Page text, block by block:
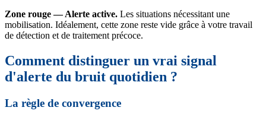
Zone rouge — Alerte active. Les situations nécessitant une
mobilisation. Idéalement, cette zone reste vide grâce à votre travail
de détection et de traitement précoce.
Comment distinguer un vrai signal
d'alerte du bruit quotidien ?
La règle de convergence